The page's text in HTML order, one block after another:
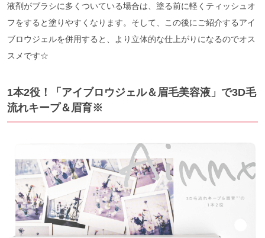
液剤がブラシに多くついている場合は、塗る前に軽くティッシュオ
フをすると塗りやすくなります。そして、この後にご紹介するアイ
ブロウジェルを併用すると、より立体的な仕上がりになるのでオス
スメです☆
1本2役！「アイブロウジェル＆眉毛美容液」で3D毛
流れキープ＆眉育※